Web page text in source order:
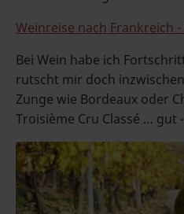
Weinreise nach Frankreich
Bei Wein habe ich
rutscht mir doch
Zunge wie Bordeaux oder
Troisième Cru Classé … gut